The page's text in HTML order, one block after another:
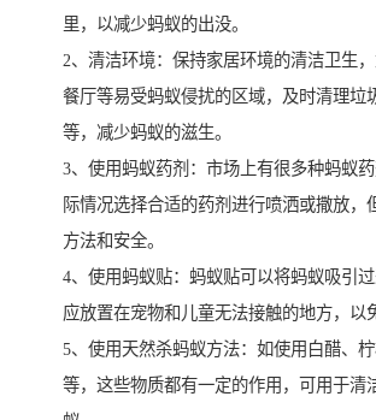
里，以减少蚂蚁的出没。
2、清洁环境：保持家居环境的清洁卫生，
餐厅等易受蚂蚁侵扰的区域，及时清理垃
等，减少蚂蚁的滋生。
3、使用蚂蚁药剂：市场上有很多种蚂蚁
际情况选择合适的药剂进行喷洒或撒放，
方法和安全。
4、使用蚂蚁贴：蚂蚁贴可以将蚂蚁吸引
应放置在宠物和儿童无法接触的地方，以
5、使用天然杀蚂蚁方法：如使用白醋、
等，这些物质都有一定的作用，可用于清